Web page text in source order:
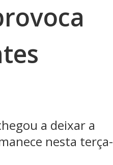
a deixar a
nesta terça-